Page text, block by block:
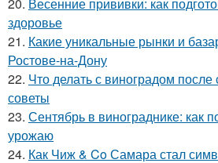
здоровье
21. Какие уникальные рынки и
Ростове-на-Дону
22. Что делать с виноградом
советы
23. Сентябрь в винограднике: как
урожаю
24. Как Чиж & Co Самара стал